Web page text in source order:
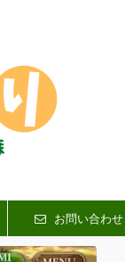
お問い合わせ